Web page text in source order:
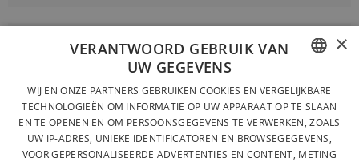
VOLLEDIG ONTWORPEN EN GEPRODUCEERD IN BELGIË
PRIVACYBELEID
ALGEMENE VERKOOPVOORWAARDEN
SITEMAP
FRENCH
DUTCH
ENGLISH
×
VERANTWOORD GEBRUIK VAN
UW GEGEVENS
WIJ EN ONZE PARTNERS GEBRUIKEN COOKIES EN VERGELIJKBARE
TECHNOLOGIEËN OM INFORMATIE OP UW APPARAAT OP TE SLAAN
EN TE OPENEN EN OM PERSOONSGEGEVENS TE VERWERKEN, ZOALS
UW IP-ADRES, UNIEKE IDENTIFICATOREN EN BROWSEGEGEVENS,
VOOR GEPERSONALISEERDE ADVERTENTIES EN CONTENT, METING